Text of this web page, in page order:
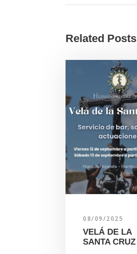
Related Posts
08/09/2025
VELÁ DE LA
SANTA CRUZ